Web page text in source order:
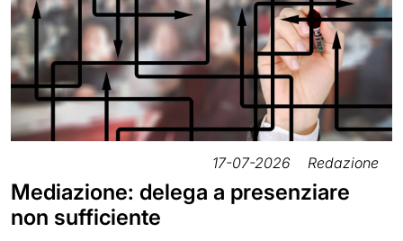
17-07-2026 Redazione
Mediazione: delega a presenziare
non sufficiente